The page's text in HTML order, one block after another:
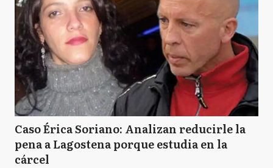
Caso Érica Soriano: Analizan reducirle la
pena a Lagostena porque estudia en la
cárcel